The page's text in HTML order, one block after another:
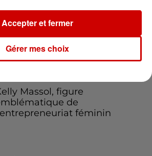
Voir plus
Massol, figure
de
féminin
Gérer mes choix
Accepter et fermer